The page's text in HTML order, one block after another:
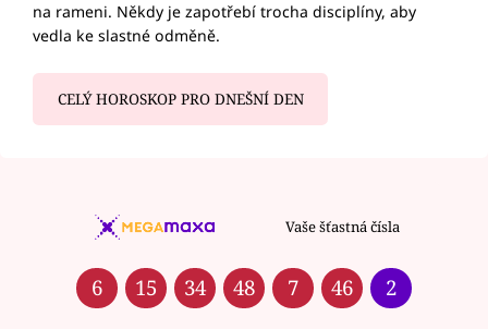
na rameni. Někdy je zapotřebí trocha disciplíny, aby
vedla ke slastné odměně.
CELÝ HOROSKOP PRO DNEŠNÍ DEN
Vaše šťastná čísla
6 15 34 48 7 46 2